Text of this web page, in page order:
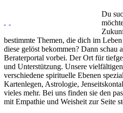
Du
bestimmte Themen, die dich im
diese gelöst bekommen? Dann schau
Beraterportal vorbei. Der Ort für
und Unterstützung. Unsere
verschiedene spirituelle Ebenen
Kartenlegen, Astrologie,
vieles mehr. Bei uns finden sie den
mit Empathie und Weisheit zur Seite